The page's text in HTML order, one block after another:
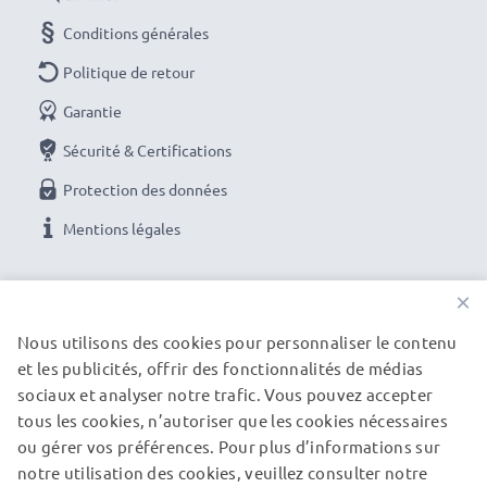
ouvertes, même si vous n'êtes pas dessus, va
demander à votre smartphone une ressource
importante. La ressource, c'est votre batterie! Il sera
donc judicieux de fermer les applications que vous
n'utilisez pas et de ne pas utiliser les fonctionnalités
géolocalisation par exemple.
pour retrouver un smartphone avec une bonne
autonomie est tout simplement de remplacer la
batterie, vous-même grâce à nos produits, ou chez un
réparateur spécialisé.
Avec subtel – vous avez une batterie pas cher et de
Conditions générales
Politique de retour
Garantie
Sécurité & Certifications
Protection des données
Mentions légales
NOS PARTENAIRES DE LIVRAISON
© subtel.be 2026
Tous les prix incluent la TVA et excluent les frais de port.
×
Nous utilisons des cookies pour personnaliser le contenu
et les publicités, offrir des fonctionnalités de médias
sociaux et analyser notre trafic. Vous pouvez accepter
tous les cookies, n’autoriser que les cookies nécessaires
ou gérer vos préférences. Pour plus d’informations sur
notre utilisation des cookies, veuillez consulter notre